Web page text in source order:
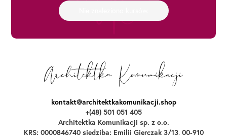
kontakt@architektkakomunikacji.shop
+(48) 501 051 405
Architektka Komunikacji sp. z o.o.
KRS: 0000846740 siedziba: Emilii Gierczak 3/13, 00-910